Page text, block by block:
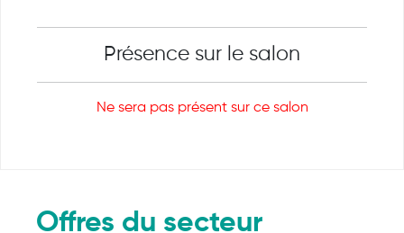
Présence sur le salon
Ne sera pas présent sur ce salon
Offres du secteur